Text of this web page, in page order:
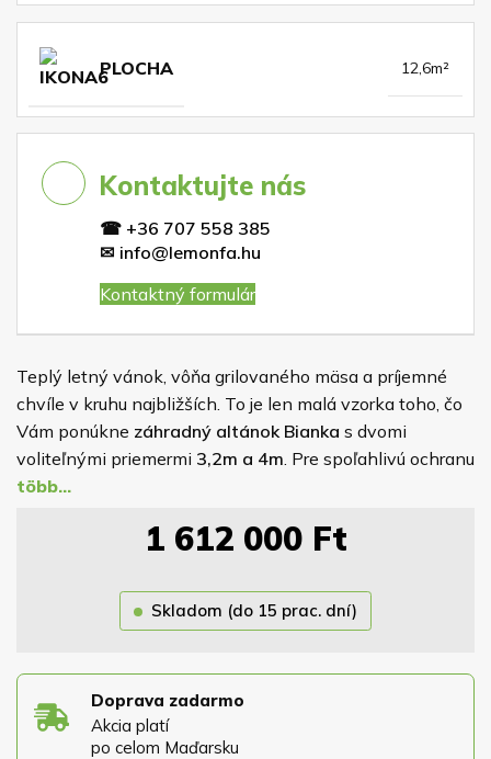
PLOCHA 12,6m²
Kontaktujte nás
☎ +36 707 558 385
✉ info@lemonfa.hu
Kontaktný formulár
Teplý letný vánok, vôňa grilovaného mäsa a príjemné
chvíle v kruhu najbližších. To je len malá vzorka toho, čo
Vám ponúkne záhradný altánok Bianka s dvomi
voliteľnými priemermi 3,2m a 4m . Pre spoľahlivú ochranu
dreva je altánok impregnovaný náterom, ktorého farbu si
strešnej krytiny. Strecha je osadená na masívnej
stabilitu altánku pri nepriazni počasia. Altánok má
samonosnú konštrukciu a nepotrebuje žiadne kotviace
lavičky a stôl.
1 612 000 Ft
Skladom (do 15 prac. dní)
Doprava zadarmo
Akcia platí
po celom Maďarsku